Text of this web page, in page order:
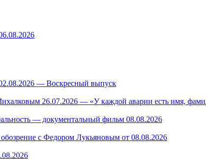
— Воскресный выпуск
26.07.2026 — «У каждой аварии есть имя,
— документальный фильм 08.08.2026
с Федором Лукьяновым от 08.08.2026